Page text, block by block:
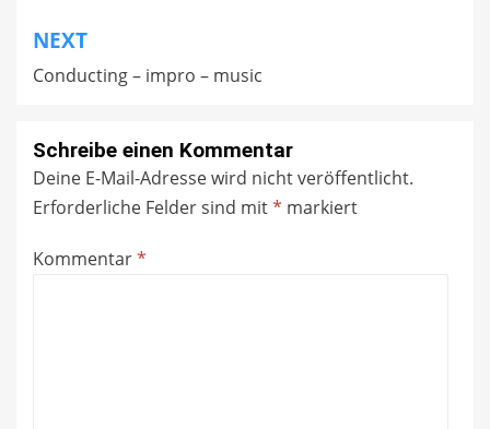
NEXT
Conducting – impro – music
Schreibe einen Kommentar
Deine E-Mail-Adresse wird nicht veröffentlicht.
Erforderliche Felder sind mit* markiert
Kommentar*